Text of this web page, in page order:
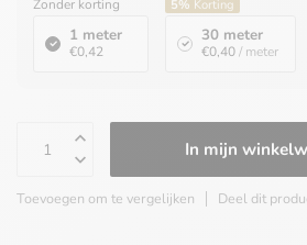
Zonder korting
1 meter
€0,42
5% Korting
30 meter
€0,40/ meter
In mijn
Toevoegen om te vergelijken Deel dit